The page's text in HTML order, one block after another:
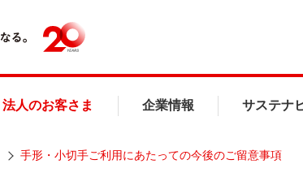
法人のお客さま 企業情報 サステナ
手形・小切手ご利用にあたっての今後のご留意事項